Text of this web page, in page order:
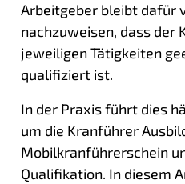
Arbeitgeber bleibt dafür
nachzuweisen, dass der
jeweiligen Tätigkeiten
qualifiziert ist.
In der Praxis führt dies
um die Kranführer
Mobilkranführerschein
Qualifikation. In diesem